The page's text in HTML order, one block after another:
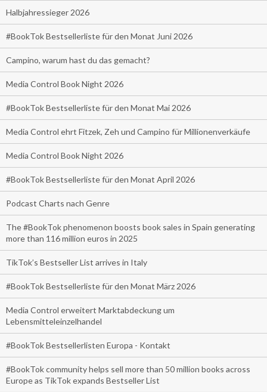
Halbjahressieger 2026
#BookTok Bestsellerliste für den Monat Juni 2026
Campino, warum hast du das gemacht?
Media Control Book Night 2026
#BookTok Bestsellerliste für den Monat Mai 2026
Media Control ehrt Fitzek, Zeh und Campino für Millionenverkäufe
Media Control Book Night 2026
#BookTok Bestsellerliste für den Monat April 2026
Podcast Charts nach Genre
The #BookTok phenomenon boosts book sales in Spain generating
more than 116 million euros in 2025
TikTok’s Bestseller List arrives in Italy
#BookTok Bestsellerliste für den Monat März 2026
Media Control erweitert Marktabdeckung um
Lebensmitteleinzelhandel
#BookTok Bestsellerlisten Europa - Kontakt
#BookTok community helps sell more than 50 million books across
Europe as TikTok expands Bestseller List